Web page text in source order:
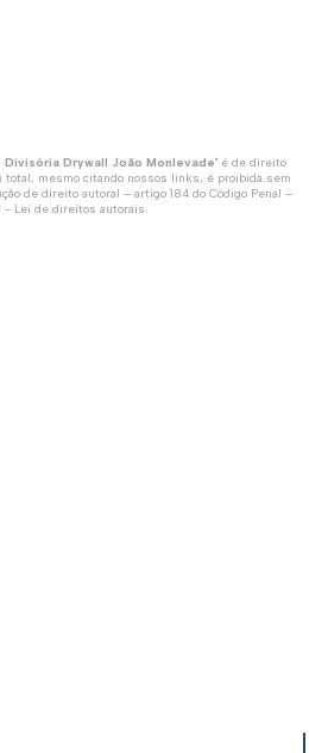
Drywall João Monlevade" é de direito
total, mesmo citando nossos links, é proibida sem
de direito autoral – artigo 184 do Código Penal –
- Lei de direitos autorais.